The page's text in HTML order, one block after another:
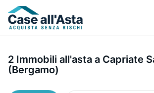
2 Immobili all'asta a Capriate
(Bergamo)